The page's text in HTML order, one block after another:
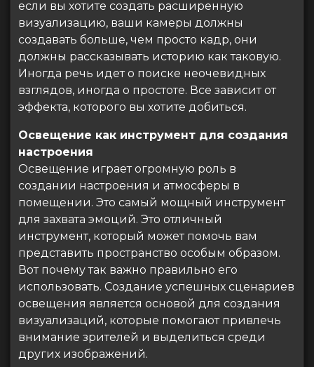
если вы хотите создать расширенную
визуализацию, ваши камеры должны
создавать больше, чем просто кадр, они
должны рассказывать историю как таковую.
Иногда речь идет о поиске неочевидных
взглядов, иногда о простоте. Все зависит от
эффекта, которого вы хотите добиться.
Освещение как инструмент для создания
настроения
Освещение играет огромную роль в
создании настроения и атмосферы в
помещении. Это самый мощный инструмент
для захвата эмоций. Это отличный
инструмент, который может помочь вам
представить пространство особым образом.
Вот почему так важно правильно его
использовать. Создание успешных сценариев
освещения является основой для создания
визуализаций, которые помогают привлечь
внимание зрителей и выделиться среди
других изображений.